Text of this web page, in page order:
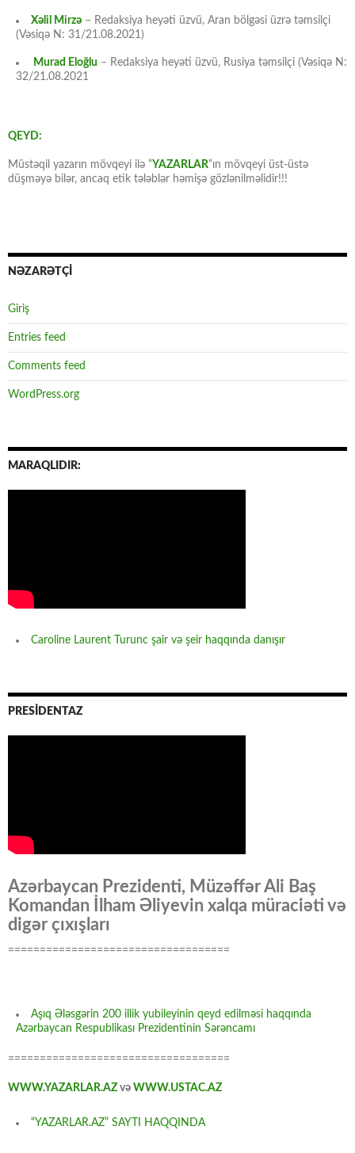
Xəlil Mirzə – Redaksiya heyəti üzvü, Aran bölgəsi üzrə təmsilçi
(Vəsiqə N: 31/21.08.2021)
Murad Eloğlu – Redaksiya heyəti üzvü, Rusiya təmsilçi (Vəsiqə N:
32/21.08.2021
QEYD:
Müstəqil yazarın mövqeyi ilə “YAZARLAR“ın mövqeyi üst-üstə
düşməyə bilər, ancaq etik tələblər həmişə gözlənilməlidir!!!
NƏZARƏTÇİ
Giriş
Entries feed
Comments feed
WordPress.org
MARAQLIDIR:
Caroline Laurent Turunc şair və şeir haqqında danışır
PRESİDENTAZ
Azərbaycan Prezidenti, Müzəffər Ali Baş
Komandan İlham Əliyevin xalqa müraciəti və
digər çıxışları
===================================
Aşıq Ələsgərin 200 illik yubileyinin qeyd edilməsi haqqında
Azərbaycan Respublikası Prezidentinin Sərəncamı
===================================
WWW.YAZARLAR.AZ və WWW.USTAC.AZ
“YAZARLAR.AZ” SAYTI HAQQINDA